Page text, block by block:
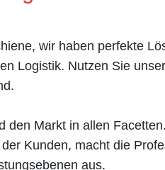
wir haben perfekte
Logistik. Nutzen Sie
den Markt in allen
Kunden, macht die
aus.